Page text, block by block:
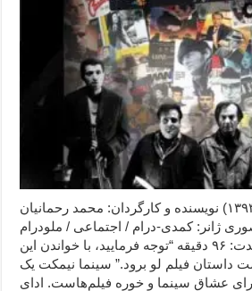
سینما نیمکت (۱۳۹۳) نویسنده و کارگردان: محمد رحمانیان
ژانر: کمدی-درام / اجتماعی / ملودرام
محصول: ایران مدت: ۹۶ دقیقه “توجه فرمایید،‌ با خواندن این
فیلم لو برود.” سینما نیمکت یک
عشاق سینما و خوره فیلم‌هاست. ادای